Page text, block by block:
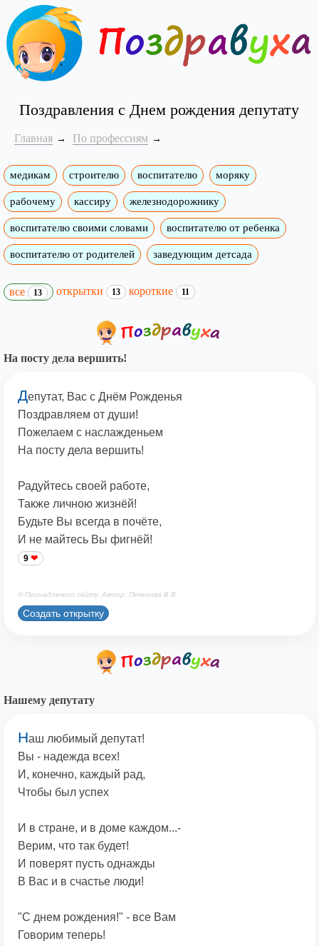
Поздравления с Днем рождения депутату
Главная По профессиям
медикам строителю воспитателю моряку
рабочему кассиру железнодорожнику
воспитателю своими словами воспитателю от ребенка
воспитателю от родителей заведующим детсада
все 13 открытки 13 короткие 11
На посту дела вершить!
Депутат, Вас с Днём Рожденья
Поздравляем от души!
Пожелаем с наслажденьем
На посту дела вершить!
Радуйтесь своей работе,
Также личною жизнёй!
Будьте Вы всегда в почёте,
И не майтесь Вы фигнёй!
9
© Принадлежит сайту. Автор: Печенова В.В.
Создать открытку
Нашему депутату
Наш любимый депутат!
Вы - надежда всех!
И, конечно, каждый рад,
Чтобы был успех
И в стране, и в доме каждом...-
Верим, что так будет!
И поверят пусть однажды
В Вас и в счастье люди!
"С днем рождения!" - все Вам
Говорим теперь!